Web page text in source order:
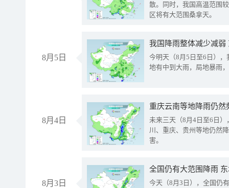
散。同时，我国高温范围
区将有大范围桑拿天。
8月5日
我国降雨整体减少减弱
今明天（8月5日至6日）
地有中到大雨，局地暴雨
8月4日
重庆云南等地降雨仍然
未来三天（8月4日至6日
川、重庆、贵州等地仍然
害。
8月3日
全国仍有大范围降雨
今天（8月3日），全国仍